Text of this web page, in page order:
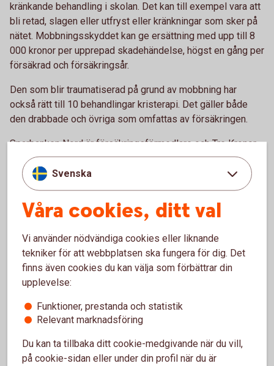
kränkande behandling i skolan. Det kan till exempel vara att
bli retad, slagen eller utfryst eller kränkningar som sker på
nätet. Mobbningsskyddet kan ge ersättning med upp till 8
000 kronor per upprepad skadehändelse, högst en gång per
försäkrad och försäkringsår.
Den som blir traumatiserad på grund av mobbning har
också rätt till 10 behandlingar kristerapi. Det gäller både
den drabbade och övriga som omfattas av försäkringen.
Sparbanken Nord är försäkringsförmedlare och Tre Kronor
försäkringsgivare för hemförsäkringarna.
Kontakt
Du är välkommen att ringa Tre Kronors support och anmäla
skada om ditt barn har blivit utsatt för mobbning.
Telefontider måndag till fredag 08.00-17.00.
Ring Tre Kronors support på 0771- 23 33 33
Läs mer om mobbingskyddet under punkt 1.9 i
hemförsäkringens försäkringsvillkor;
Svenska
Våra cookies, ditt val
Vi använder nödvändiga cookies eller liknande
tekniker för att webbplatsen ska fungera för dig. Det
finns även cookies du kan välja som förbättrar din
upplevelse:
Funktioner, prestanda och statistik
Relevant marknadsföring
Du kan ta tillbaka ditt cookie-medgivande när du vill,
på cookie-sidan eller under din profil när du är